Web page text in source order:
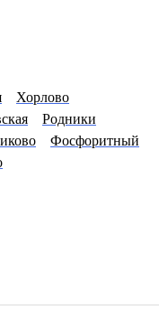
Хорлово
Родники
Фосфоритный